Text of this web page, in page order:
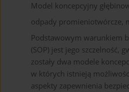
Model koncepcyjny
odpady promieniotwórcze,
Podstawowym warunkiem
(SOP) jest jego szczelność,
zostały dwa modele
w których istnieją
aspekty zapewnienia